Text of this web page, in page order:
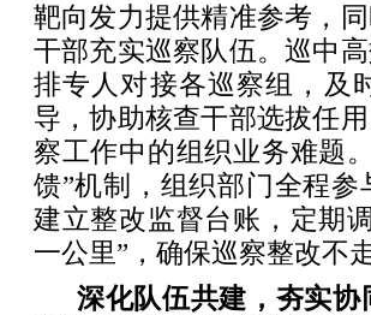
靶向发力提供精准参考，
干部充实巡察队伍。巡中
排专人对接各巡察组，及
导，协助核查干部选拔任
察工作中的组织业务难题
馈”机制，组织部门全程
建立整改监督台账，定期
一公里”，确保巡察整改不
深化队伍共建，夯实协